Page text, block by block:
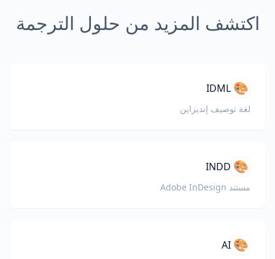
اكتشف المزيد من حلول الترجمة
🎨
IDML
لغة توصيف إنديزاين
🎨
INDD
مستند Adobe InDesign
🎨
AI